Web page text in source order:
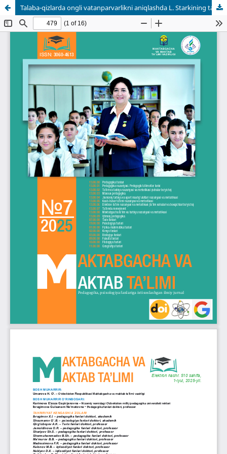
Talaba-qizlarda ongli vatanparvarlikni aniqlashda L. Starkining tanqidiy fikrlashni baholaydigan modifikatsiya qilingan testidan foydalanish metodikasi